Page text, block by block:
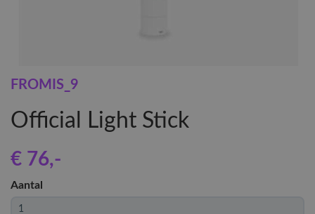
FROMIS_9
Official Light Stick
€ 76,-
Aantal